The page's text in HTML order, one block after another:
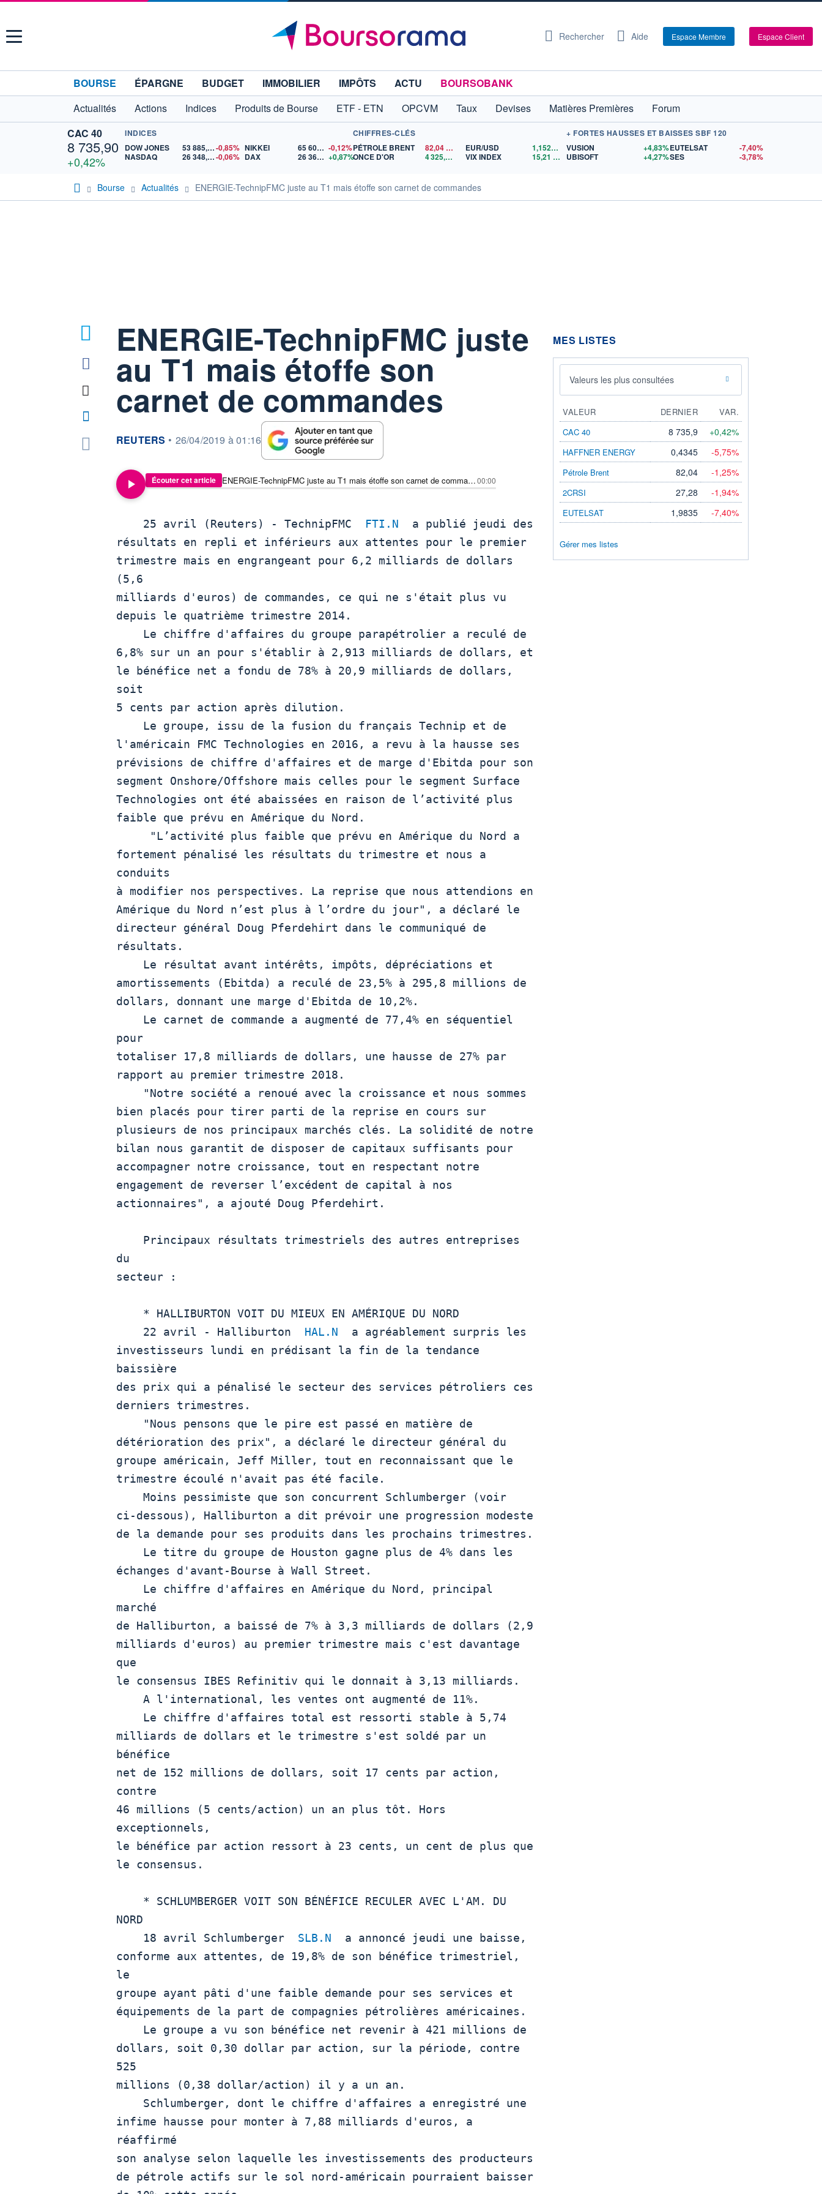
Menu Rechercher Aide Espace Membre Espace Client
BOURSE ÉPARGNE BUDGET IMMOBILIER IMPÔTS ACTU
BOURSOBANK
Actualités
Actions Indices Produits de Bourse ETF - ETN OPCVM Taux Devises Matières Premières
Forum
CAC 40
8 735,90
+0,42%
INDICES
DOW JONES
53 885,10-0,85%
NASDAQ
26 348,35-0,06%
NIKKEI 65 606,71 -0,12%
DAX
26 368,04 +0,87%
CHIFFRES-CLÉS
PÉTROLE BRENT
82,04
ONCE D'OR
4 325,65 $US
EUR/USD 1,1526$US
VIX INDEX
15,21
+ FORTES HAUSSES ET BAISSES SBF 120
VUSION
+4,83%
UBISOFT
+4,27%
EUTELSAT
-7,40%
SES
-3,78%
Bourse Actualités ENERGIE-TechnipFMC juste au T1 mais étoffe son carnet de commandes
ENERGIE-TechnipFMC juste
au T1 mais étoffe son
carnet de commandes
information fournie par
REUTERS • 26/04/2019 à 01:16
Écouter cet article ENERGIE-TechnipFMC juste au T1 mais étoffe son carnet de commandes00:00
    25 avril (Reuters) - TechnipFMC
FTI.N
  a publié jeudi des
résultats en repli et inférieurs aux attentes pour le premier
trimestre mais en engrangeant pour 6,2 milliards de dollars
(5,6
milliards d'euros) de commandes, ce qui ne s'était plus vu
depuis le quatrième trimestre 2014.
6,8% sur un an pour s'établir à 2,913 milliards de dollars, et
le bénéfice net a fondu de 78% à 20,9 milliards de dollars,
soit
5 cents par action après dilution.
l'américain FMC Technologies en 2016, a revu à la hausse ses
prévisions de chiffre d'affaires et de marge d'Ebitda pour son
segment Onshore/Offshore mais celles pour le segment Surface
Technologies ont été abaissées en raison de l’activité plus
faible que prévu en Amérique du Nord.
fortement pénalisé les résultats du trimestre et nous a
conduits
à modifier nos perspectives. La reprise que nous attendions en
Amérique du Nord n’est plus à l’ordre du jour", a déclaré le
directeur général Doug Pferdehirt dans le communiqué de
résultats.
amortissements (Ebitda) a reculé de 23,5% à 295,8 millions de
dollars, donnant une marge d'Ebitda de 10,2%.
pour
totaliser 17,8 milliards de dollars, une hausse de 27% par
rapport au premier trimestre 2018.
bien placés pour tirer parti de la reprise en cours sur
plusieurs de nos principaux marchés clés. La solidité de notre
bilan nous garantit de disposer de capitaux suffisants pour
accompagner notre croissance, tout en respectant notre
engagement de reverser l’excédent de capital à nos
actionnaires", a ajouté Doug Pferdehirt.
du
secteur :
    22 avril - Halliburton
HAL.N
  a agréablement surpris les
investisseurs lundi en prédisant la fin de la tendance
baissière
des prix qui a pénalisé le secteur des services pétroliers ces
derniers trimestres.
détérioration des prix", a déclaré le directeur général du
groupe américain, Jeff Miller, tout en reconnaissant que le
trimestre écoulé n'avait pas été facile.
ci-dessous), Halliburton a dit prévoir une progression modeste
de la demande pour ses produits dans les prochains trimestres.
échanges d'avant-Bourse à Wall Street.
marché
de Halliburton, a baissé de 7% à 3,3 milliards de dollars (2,9
milliards d'euros) au premier trimestre mais c'est davantage
que
le consensus IBES Refinitiv qui le donnait à 3,13 milliards.
milliards de dollars et le trimestre s'est soldé par un
bénéfice
net de 152 millions de dollars, soit 17 cents par action,
contre
46 millions (5 cents/action) un an plus tôt. Hors
exceptionnels,
le bénéfice par action ressort à 23 cents, un cent de plus que
le consensus.
NORD
    18 avril Schlumberger
SLB.N
  a annoncé jeudi une baisse,
conforme aux attentes, de 19,8% de son bénéfice trimestriel,
le
groupe ayant pâti d'une faible demande pour ses services et
équipements de la part de compagnies pétrolières américaines.
dollars, soit 0,30 dollar par action, sur la période, contre
525
millions (0,38 dollar/action) il y a un an.
infime hausse pour monter à 7,88 milliards d'euros, a
réaffirmé
son analyse selon laquelle les investissements des producteurs
de pétrole actifs sur le sol nord-américain pourraient baisser
MES LISTES
Valeurs les plus consultées
VALEUR DERNIER
VAR.
CAC 40
8 735,9 +0,42%
HAFFNER ENERGY 0,4345 -5,75%
Pétrole Brent 82,04 -1,25%
2CRSI 27,28 -1,94%
EUTELSAT 1,9835 -7,40%
Gérer mes listes